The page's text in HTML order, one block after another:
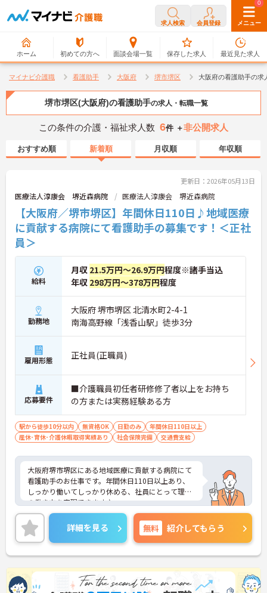
求人検索 会員登録 メニュー
ホーム 初めての方へ 面談会場一覧
0
保存した求人
0
最近見た求人
マイナビ介護職 看護助手 大阪府 堺市堺区 大阪府の看護助手の求
堺市堺区(大阪府)の看護助手の求人・転職一覧
この条件の介護・福祉求人数 6件 ＋非公開求人
おすすめ順 新着順 月収順 年収順
更新日：2026年05月13日
医療法人淳康会 堺近森病院 医療法人淳康会 堺近森病院
【大阪府／堺市堺区】年間休日110日♪地域医療
に貢献する病院にて看護助手の募集です！＜正社
員＞
給料
月収 21.5万円～26.9万円程度※諸手当込
年収 298万円～378万円程度
勤務地
大阪府 堺市堺区 北清水町2-4-1
南海高野線「浅香山駅」徒歩3分
雇用形態 正社員(正職員)
応募要件
■介護職員初任者研修修了者以上をお持ち
の方または実務経験ある方
駅から徒歩10分以内 無資格OK 日勤のみ
年間休日110日以上
産休･育休･介護休暇取得実績あり
社会保険完備 交通費支給
大阪府堺市堺区にある地域医療に貢献する病院にて
看護助手のお仕事です。年間休日110日以上あり、
しっかり働いてしっかり休める、社員にとって理想
の働き方を実現できます♪
ご興味ある方には、面接対策ポイントなど、さらに
詳細をお話しいたしますのでお気軽にご相談くださ
い。
詳細を見る 無料 紹介してもらう